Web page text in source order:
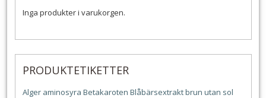
Inga produkter i varukorgen.
PRODUKTETIKETTER
Alger aminosyra Betakaroten Blåbärsextraktbrun utan sol